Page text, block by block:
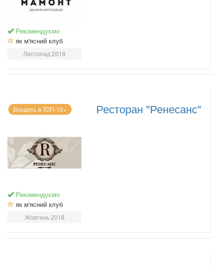
Рекомендуємо
як м'ясний клуб
Листопад 2018
Входить в ТОП-10+
Рекомендуємо
як м'ясний клуб
Жовтень 2018
Ресторан "Ренесанс"